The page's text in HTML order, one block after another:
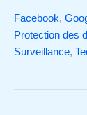
Facebook,
Protection des
Surveillance,